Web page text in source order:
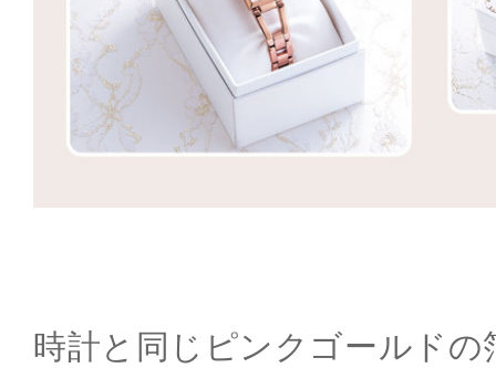
時計と同じピンクゴールドの